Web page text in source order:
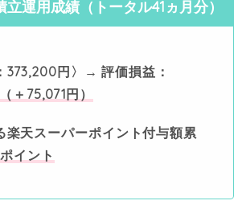
運用成績（トータル41ヵ月分）
373,200円〉→ 評価損益：
＋75,071円）
楽天スーパーポイント付与額累
イント